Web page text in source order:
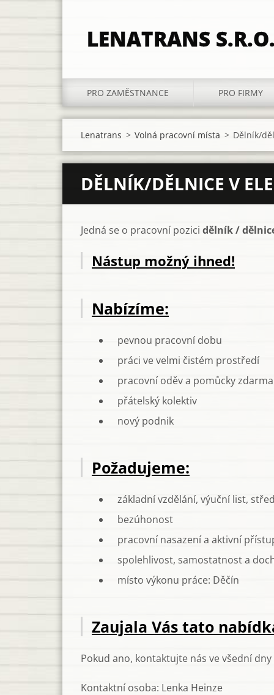
LENATRANS S.R.O.
PRO ZAMĚSTNANCE PRO FIRMY
Lenatrans > Volná pracovní místa > Dělník/
DĚLNÍK/DĚLNICE V
Jedná se o pracovní pozici dělník /
Nástup možný ihned!
Nabízíme:
pevnou pracovní dobu
práci ve velmi čistém prostředí
pracovní oděv a pomůcky zdarma
přátelský kolektiv
nový podnik
Požadujeme:
základní vzdělání, výuční list,
bezúhonost
pracovní nasazení a aktivní
spolehlivost, samostatnost a
místo výkonu práce: Děčín
Zaujala Vás tato
Pokud ano, kontaktujte nás ve všední
Kontaktní osoba: Lenka Heinze